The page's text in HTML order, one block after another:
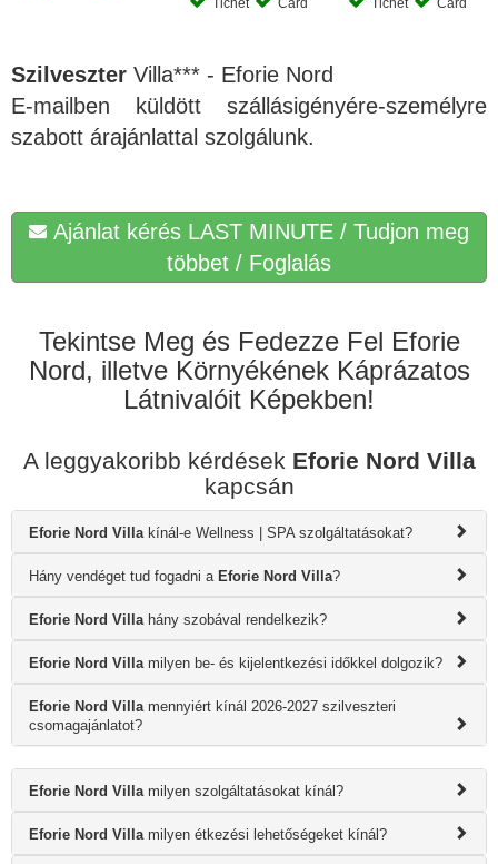
Szilveszter Villa*** - Eforie Nord
E-mailben küldött szállásigényére-személyre
szabott árajánlattal szolgálunk.
Ajánlat kérés LAST MINUTE / Tudjon meg
többet / Foglalás
Tekintse Meg és Fedezze Fel Eforie
Nord, illetve Környékének Káprázatos
Látnivalóit Képekben!
A leggyakoribb kérdések Eforie Nord Villa
kapcsán
Eforie Nord Villa kínál-e Wellness | SPA szolgáltatásokat?
Hány vendéget tud fogadni a Eforie Nord Villa?
Eforie Nord Villa hány szobával rendelkezik?
Eforie Nord Villa milyen be- és kijelentkezési időkkel dolgozik?
Eforie Nord Villa mennyiért kínál 2026-2027 szilveszteri
csomagajánlatot?
Eforie Nord Villa milyen szolgáltatásokat kínál?
Eforie Nord Villa milyen étkezési lehetőségeket kínál?